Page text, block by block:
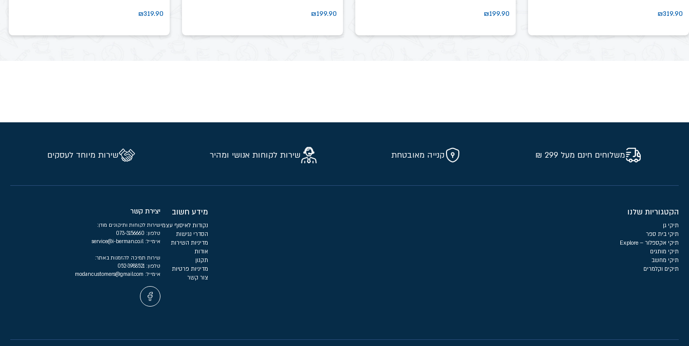
₪319.90
₪199.90
₪199.90
₪319.90
משלוחים חינם מעל 299 ₪ קנייה מאובטחת שירות לקוחות אנושי ומהיר שירות מיוחד לעסקים
הקטגוריות שלנו
תיקי גן
תיקי בית ספר
תיקי אקספלור – Explore
תיקי מותגים
תיקי מחשב
תיקים וקלמרים
מידע חשוב
נקודות לאיסוף עצמי
הסדרי נגישות
מדיניות השירות
אודות
תקנון
מדיניות פרטיות
צור קשר
יצירת קשר
שירות לקוחות ותיקונים מודן:
טלפון:
אימייל:
שירות תמיכה להזמנות באתר:
טלפון:
אימייל: